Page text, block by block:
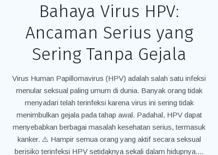
Bahaya Virus HPV:
Ancaman Serius yang
Sering Tanpa Gejala
Virus Human Papillomavirus (HPV) adalah salah satu infeksi
menular seksual paling umum di dunia. Banyak orang tidak
menyadari telah terinfeksi karena virus ini sering tidak
menimbulkan gejala pada tahap awal. Padahal, HPV dapat
menyebabkan berbagai masalah kesehatan serius, termasuk
kanker. ⚠️ Hampir semua orang yang aktif secara seksual
berisiko terinfeksi HPV setidaknya sekali dalam hidupnya....